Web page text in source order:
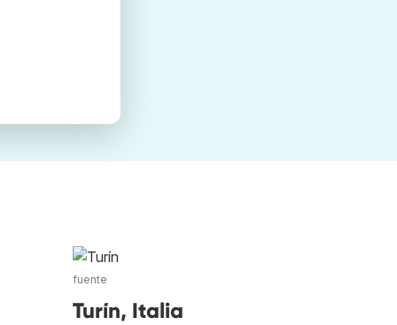
fuente
Turín, Italia